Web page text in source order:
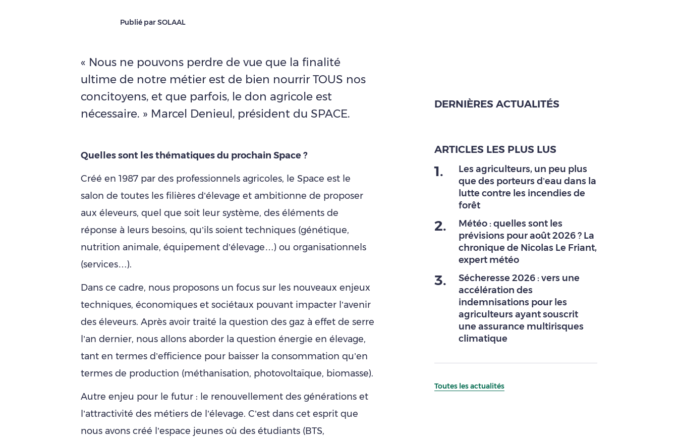
Publié par SOLAAL
« Nous ne pouvons perdre de vue que la finalité
ultime de notre métier est de bien nourrir TOUS nos
concitoyens, et que parfois, le don agricole est
nécessaire. » Marcel Denieul, président du SPACE.
Quelles sont les thématiques du prochain Space ?
Créé en 1987 par des professionnels agricoles, le Space est le
salon de toutes les filières d’élevage et ambitionne de proposer
aux éleveurs, quel que soit leur système, des éléments de
réponse à leurs besoins, qu’ils soient techniques (génétique,
nutrition animale, équipement d’élevage…) ou organisationnels
(services…).
Dans ce cadre, nous proposons un focus sur les nouveaux enjeux
techniques, économiques et sociétaux pouvant impacter l’avenir
des éleveurs. Après avoir traité la question des gaz à effet de serre
l’an dernier, nous allons aborder la question énergie en élevage,
tant en termes d’efficience pour baisser la consommation qu’en
termes de production (méthanisation, photovoltaïque, biomasse).
Autre enjeu pour le futur : le renouvellement des générations et
l’attractivité des métiers de l’élevage. C’est dans cet esprit que
nous avons créé l’espace jeunes où des étudiants (BTS,
DERNIÈRES ACTUALITÉS
ARTICLES LES PLUS LUS
1.
Les agriculteurs, un peu plus
que des porteurs d’eau dans la
lutte contre les incendies de
forêt
2.
Météo : quelles sont les
prévisions pour août 2026 ? La
chronique de Nicolas Le Friant,
expert météo
3.
Sécheresse 2026 : vers une
accélération des
indemnisations pour les
agriculteurs ayant souscrit
une assurance multirisques
climatique
Toutes les actualités